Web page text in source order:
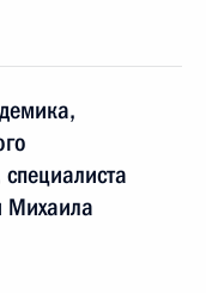
специалиста
Михаила